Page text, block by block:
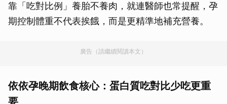
靠「吃對比例」養胎不養肉，就連醫師也常提醒，孕
期控制體重不代表挨餓，而是更精準地補充營養。
廣告（請繼續閱讀本文）
依依孕晚期飲食核心：蛋白質吃對比少吃更重
要